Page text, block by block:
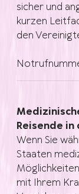
sicher und
kurzen
den
Reisende in
Wenn Sie
Staaten
mit Ihrem